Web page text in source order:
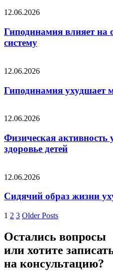
12.06.2026
Гиподинамия влияет на
систему
12.06.2026
Гиподинамия ухудшает
12.06.2026
Физическая активность
здоровье детей
12.06.2026
Сидячий образ жизни
1 2 3 Older Posts
Остались вопросы
или хотите
на консультацию?